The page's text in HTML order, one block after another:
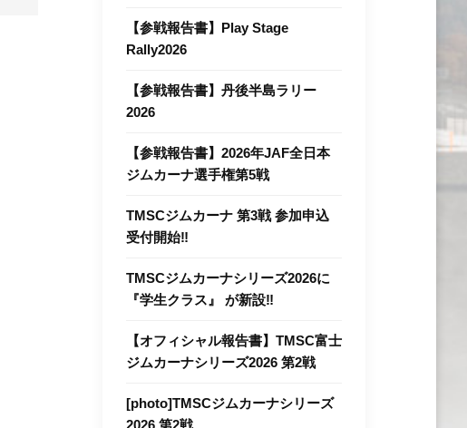
【参戦報告書】Play Stage
Rally2026
【参戦報告書】丹後半島ラリー
2026
【参戦報告書】2026年JAF全⽇本
ジムカーナ選⼿権第5戦
TMSCジムカーナ 第3戦 参加申込
受付開始‼
TMSCジムカーナシリーズ2026に
『学生クラス』 が新設‼
【オフィシャル報告書】TMSC富士
ジムカーナシリーズ2026 第2戦
[photo]TMSCジムカーナシリーズ